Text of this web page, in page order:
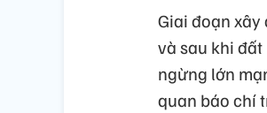
Giai đoạn
và sau khi
ngừng lớn
quan báo chí